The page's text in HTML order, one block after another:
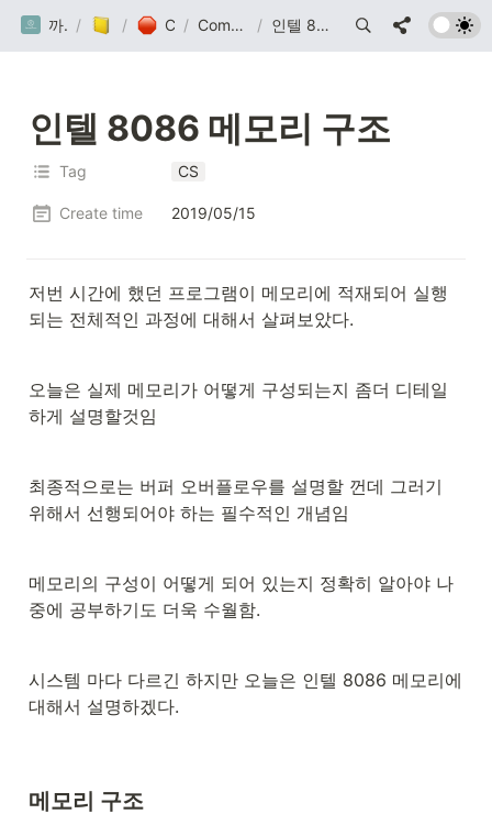
까망눈 연구소 / Post
/ Computer
/ Computer Science / 인텔 8086 메모리 구조
인텔 8086 메모리 구조
Tag CS
Create time 2019/05/15
저번 시간에 했던 프로그램이 메모리에 적재되어 실행
되는 전체적인 과정에 대해서 살펴보았다.
오늘은 실제 메모리가 어떻게 구성되는지 좀더 디테일
하게 설명할것임
최종적으로는 버퍼 오버플로우를 설명할 껀데 그러기
위해서 선행되어야 하는 필수적인 개념임
메모리의 구성이 어떻게 되어 있는지 정확히 알아야 나
중에 공부하기도 더욱 수월함.
시스템 마다 다르긴 하지만 오늘은 인텔 8086 메모리에
대해서 설명하겠다.
메모리 구조